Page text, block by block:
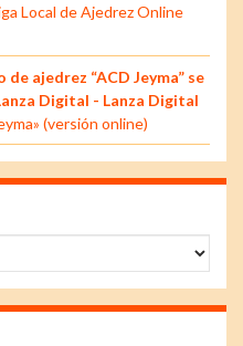
Local de Ajedrez Online
ajedrez “ACD Jeyma” se
Digital - Lanza Digital
(versión online)